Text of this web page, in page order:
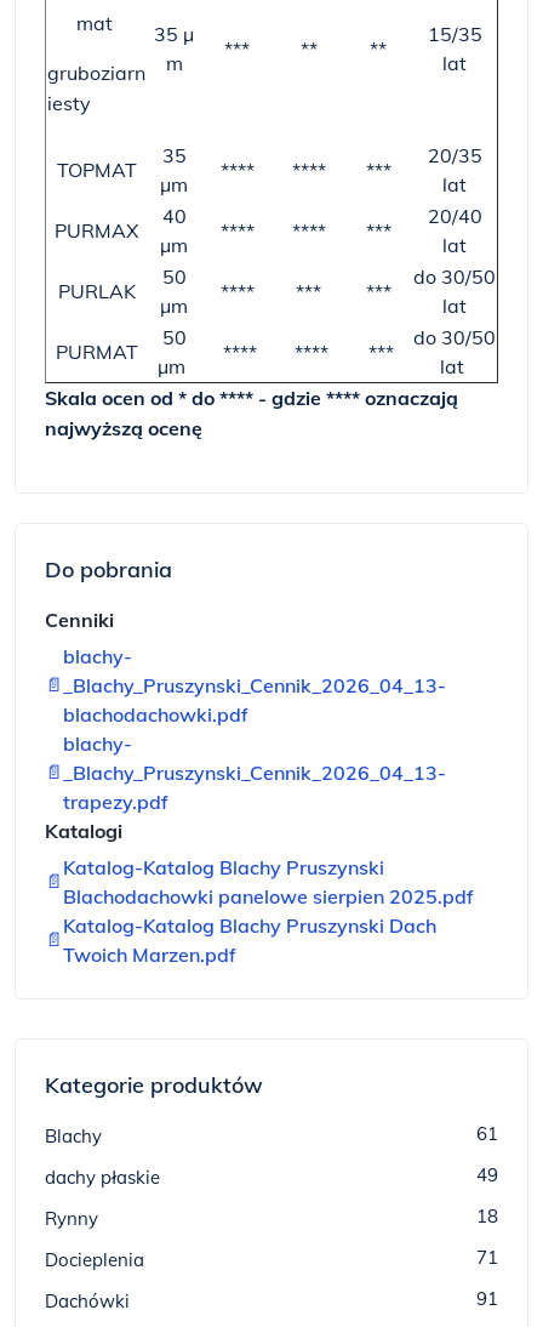
mat
gruboziarn
iesty
35 µ
m
*** ** **
15/35
lat
TOPMAT
35
µm
**** **** ***
20/35
lat
PURMAX
40
µm
**** **** ***
20/40
lat
PURLAK
50
µm
**** *** ***
do 30/50
lat
PURMAT
50
µm
**** **** ***
do 30/50
lat
Skala ocen od * do **** - gdzie **** oznaczają
najwyższą ocenę
Do pobrania
Cenniki
📄
blachy-
_Blachy_Pruszynski_Cennik_2026_04_13-
blachodachowki.pdf
📄
blachy-
_Blachy_Pruszynski_Cennik_2026_04_13-
trapezy.pdf
Katalogi
📄
Katalog-Katalog Blachy Pruszynski
Blachodachowki panelowe sierpien 2025.pdf
📄
Katalog-Katalog Blachy Pruszynski Dach
Twoich Marzen.pdf
Kategorie produktów
Blachy
61
dachy płaskie
49
Rynny
18
Docieplenia
71
Dachówki
91